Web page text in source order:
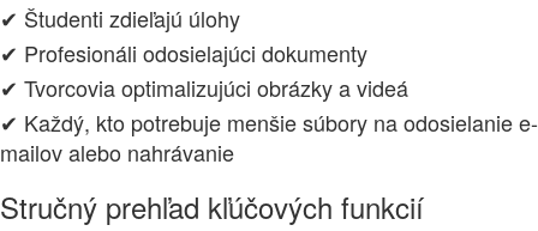
✔ Študenti zdieľajú úlohy
✔ Profesionáli odosielajúci dokumenty
✔ Tvorcovia optimalizujúci obrázky a videá
✔ Každý, kto potrebuje menšie súbory na odosielanie e-
mailov alebo nahrávanie
Stručný prehľad kľúčových funkcií